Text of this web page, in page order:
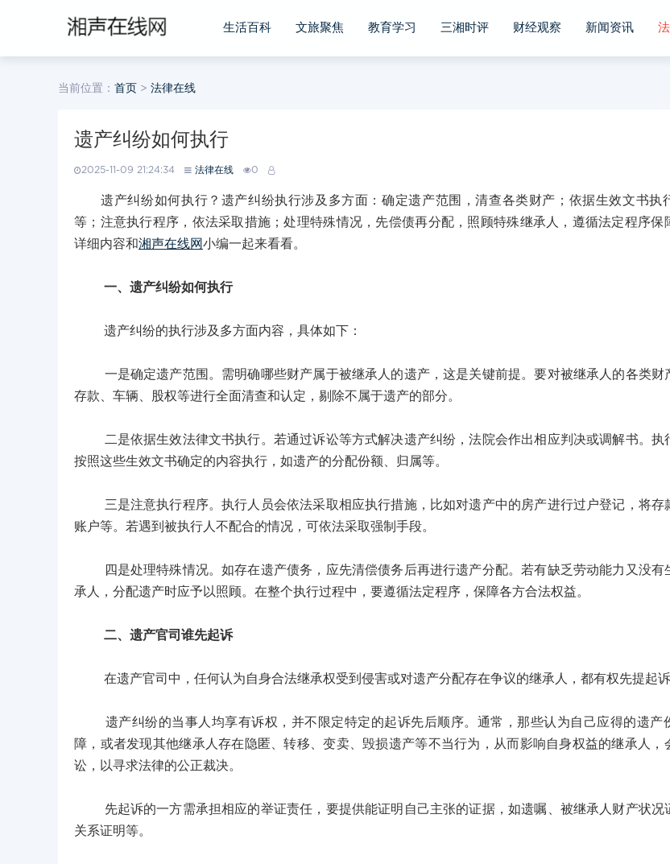
生活百科 文旅聚焦 教育学习 三湘时评 财经观察 新闻资讯
当前位置： 首页 > 法律在线
遗产纠纷如何执行
2025-11-09 21:24:34 法律在线 0
遗产纠纷如何执行？遗产纠纷执行涉及多方面：确定遗产范围，清查各类财产；依据生效文书执
等；注意执行程序，依法采取措施；处理特殊情况，先偿债再分配，照顾特殊继承人，遵循法定程序保
详细内容和湘声在线网小编一起来看看。
一、遗产纠纷如何执行
遗产纠纷的执行涉及多方面内容，具体如下：
一是确定遗产范围。需明确哪些财产属于被继承人的遗产，这是关键前提。要对被继承人的各类财
存款、车辆、股权等进行全面清查和认定，剔除不属于遗产的部分。
二是依据生效法律文书执行。若通过诉讼等方式解决遗产纠纷，法院会作出相应判决或调解书。执
按照这些生效文书确定的内容执行，如遗产的分配份额、归属等。
三是注意执行程序。执行人员会依法采取相应执行措施，比如对遗产中的房产进行过户登记，将存
账户等。若遇到被执行人不配合的情况，可依法采取强制手段。
四是处理特殊情况。如存在遗产债务，应先清偿债务后再进行遗产分配。若有缺乏劳动能力又没有
承人，分配遗产时应予以照顾。在整个执行过程中，要遵循法定程序，保障各方合法权益。
二、遗产官司谁先起诉
在遗产官司中，任何认为自身合法继承权受到侵害或对遗产分配存在争议的继承人，都有权先提起诉
遗产纠纷的当事人均享有诉权，并不限定特定的起诉先后顺序。通常，那些认为自己应得的遗产
障，或者发现其他继承人存在隐匿、转移、变卖、毁损遗产等不当行为，从而影响自身权益的继承人，
讼，以寻求法律的公正裁决。
先起诉的一方需承担相应的举证责任，要提供能证明自己主张的证据，如遗嘱、被继承人财产状况
关系证明等。